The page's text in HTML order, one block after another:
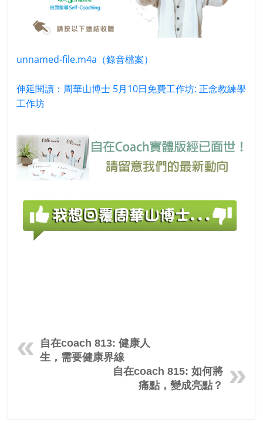
unnamed-file.m4a（錄音檔案）
伸延閱讀：周華山博士 5月10日免費工作坊: 正念教練學
工作坊
自在coach 813: 健康人
生，需要健康界線
自在coach 815: 如何將
痛點，變成亮點？